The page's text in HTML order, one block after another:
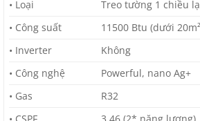
• Loại
Treo tường 1 chiều
• Công suất
11500 Btu (dưới
• Inverter
Không
• Công nghệ
Powerful, nano Ag+
• Gas
R32